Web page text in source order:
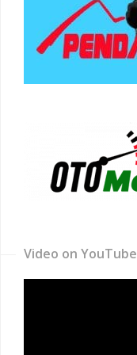
Video on YouTube